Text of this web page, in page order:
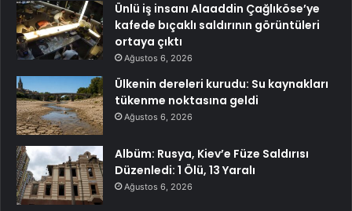
Ünlü iş insanı Alaaddin Çağlıköse’ye
kafede bıçaklı saldırının görüntüleri
ortaya çıktı
Ağustos 6, 2026
Ülkenin dereleri kurudu: Su kaynakları
tükenme noktasına geldi
Ağustos 6, 2026
Albüm: Rusya, Kiev’e Füze Saldırısı
Düzenledi: 1 Ölü, 13 Yaralı
Ağustos 6, 2026